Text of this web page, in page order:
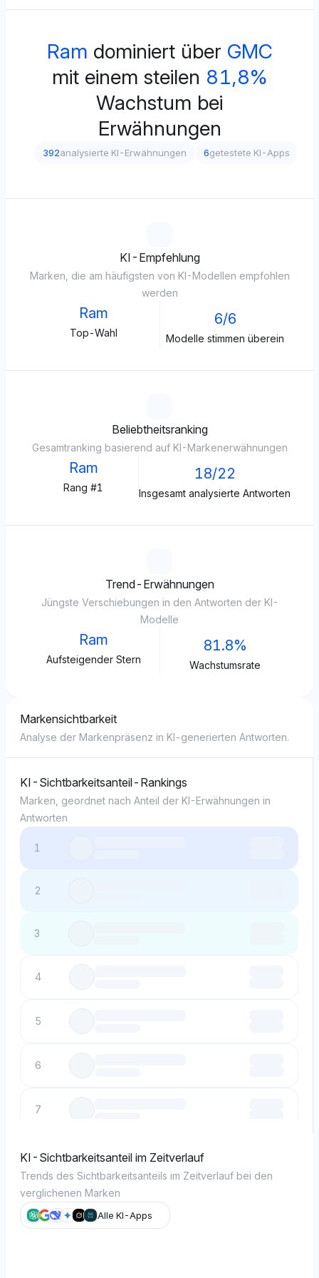
Ram dominiert über GMC
mit einem steilen 81,8%
Wachstum bei
Erwähnungen
392analysierte KI-Erwähnungen 6getestete KI-Apps
KI-Empfehlung
Marken, die am häufigsten von KI-Modellen empfohlen
werden
Ram
Top-Wahl
6/6
Modelle stimmen überein
Beliebtheitsranking
Gesamtranking basierend auf KI-Markenerwähnungen
Ram
Rang #1
18/22
Insgesamt analysierte Antworten
Trend-Erwähnungen
Jüngste Verschiebungen in den Antworten der KI-
Modelle
Ram
Aufsteigender Stern
81.8%
Wachstumsrate
Markensichtbarkeit
Analyse der Markenpräsenz in KI-generierten Antworten.
KI-Sichtbarkeitsanteil-Rankings
Marken, geordnet nach Anteil der KI-Erwähnungen in
Antworten
1
2
3
4
5
6
7
8
9
KI-Sichtbarkeitsanteil im Zeitverlauf
Trends des Sichtbarkeitsanteils im Zeitverlauf bei den
verglichenen Marken
Alle KI-Apps